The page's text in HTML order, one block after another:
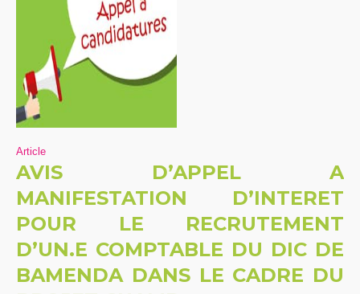
Article
AVIS D’APPEL A
MANIFESTATION D’INTERET
POUR LE RECRUTEMENT
D’UN.E COMPTABLE DU DIC DE
BAMENDA DANS LE CADRE DU